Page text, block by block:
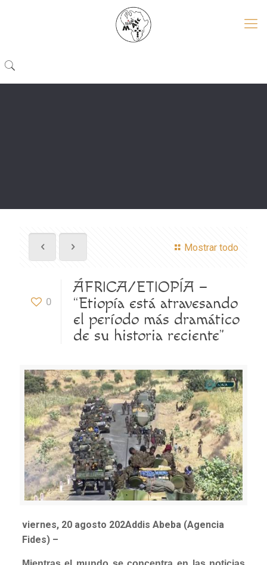
Mostrar todo
0
ÁFRICA/ETIOPÍA –
“Etiopía está atravesando
el período más dramático
de su historia reciente”
viernes, 20 agosto 202Addis Abeba (Agencia
Fides) –